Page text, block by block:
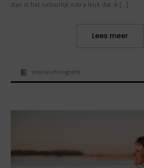
dan is het natuurlijk extra leuk dat ik […]
Lees meer
Interieurfotografie